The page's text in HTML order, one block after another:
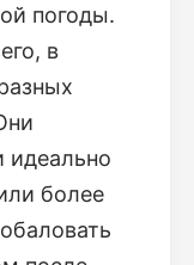
погоды.
в
идеально
более